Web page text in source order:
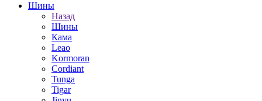
Шины
Назад
Шины
Кама
Leao
Kormoran
Cordiant
Tunga
Tigar